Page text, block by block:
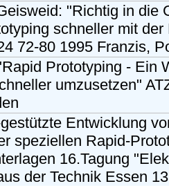
"Richtig in die
schneller mit
72-80 1995 Franzis,
Prototyping - Ein
umzusetzen"
Entwicklung
speziellen Rapid-
16.Tagung
der Technik Essen